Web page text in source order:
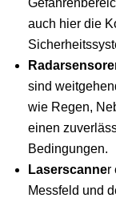
auch hier die
sind
wie Regen,
einen
Bedingungen.
Laserscanner
Messfeld und